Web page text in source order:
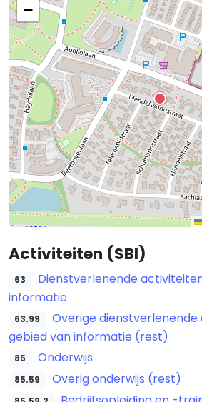
−
Activiteiten (SBI)
63
Dienstverlenende
informatie
63.99
Overige
gebied van informatie (rest)
85 Onderwijs
85.59 Overig onderwijs (rest)